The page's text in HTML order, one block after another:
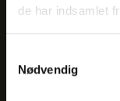
de har indsamlet
Nødvendig
12
Museen
1 Person +